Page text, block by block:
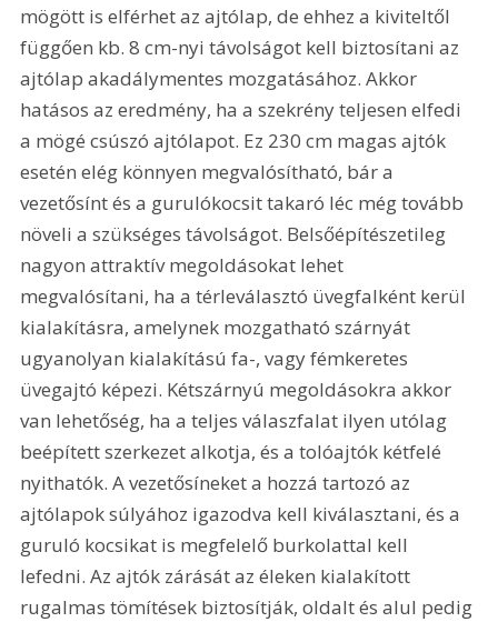
mögött is elférhet az ajtólap, de ehhez a kiviteltől
függően kb. 8 cm-nyi távolságot kell biztosítani az
ajtólap akadálymentes mozgatásához. Akkor
hatásos az eredmény, ha a szekrény teljesen elfedi
a mögé csúszó ajtólapot. Ez 230 cm magas ajtók
esetén elég könnyen megvalósítható, bár a
vezetősínt és a gurulókocsit takaró léc még tovább
növeli a szükséges távolságot. Belsőépítészetileg
nagyon attraktív megoldásokat lehet
megvalósítani, ha a térleválasztó üvegfalként kerül
kialakításra, amelynek mozgatható szárnyát
ugyanolyan kialakítású fa-, vagy fémkeretes
üvegajtó képezi. Kétszárnyú megoldásokra akkor
van lehetőség, ha a teljes válaszfalat ilyen utólag
beépített szerkezet alkotja, és a tolóajtók kétfelé
nyithatók. A vezetősíneket a hozzá tartozó az
ajtólapok súlyához igazodva kell kiválasztani, és a
guruló kocsikat is megfelelő burkolattal kell
lefedni. Az ajtók zárását az éleken kialakított
rugalmas tömítések biztosítják, oldalt és alul pedig